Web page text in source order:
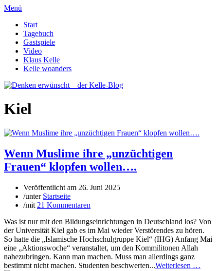
Menü
Start
Tagebuch
Gastspiele
Video
Klaus Kelle
Kelle woanders
Kiel
Wenn Muslime ihre „unzüchtigen
Frauen“ klopfen wollen….
Veröffentlicht am 26. Juni 2025
/unter Startseite
/mit 21 Kommentaren
Was ist nur mit den Bildungseinrichtungen in Deutschland los? Von
der Universität Kiel gab es im Mai wieder Verstörendes zu hören.
So hatte die „Islamische Hochschulgruppe Kiel“ (IHG) Anfang Mai
eine „Aktionswoche“ veranstaltet, um den Kommilitonen Allah
nahezubringen. Kann man machen. Muss man allerdings ganz
bestimmt nicht machen. Studenten beschwerten...Weiterlesen …